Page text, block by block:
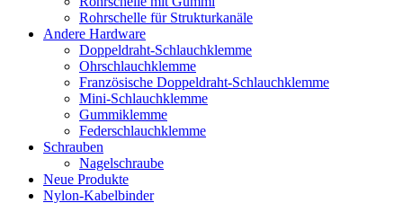
Rohrschelle für Strukturkanäle
Andere Hardware
Doppeldraht-Schlauchklemme
Ohrschlauchklemme
Französische Doppeldraht-Schlauchklemme
Mini-Schlauchklemme
Gummiklemme
Federschlauchklemme
Schrauben
Nagelschraube
Neue Produkte
Nylon-Kabelbinder